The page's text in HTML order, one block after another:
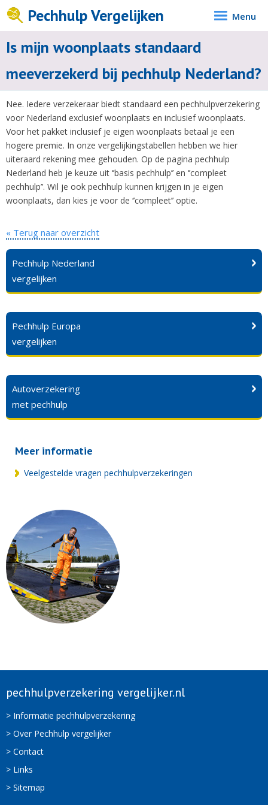
Pechhulp Vergelijken Menu
Is mijn woonplaats standaard
meeverzekerd bij pechhulp Nederland?
Nee. Iedere verzekeraar biedt standaard een pechhulpverzekering
voor Nederland exclusief woonplaats en inclusief woonplaats.
Voor het pakket inclusief je eigen woonplaats betaal je een
hogere premie. In onze vergelijkingstabellen hebben we hier
uiteraard rekening mee gehouden. Op de pagina pechhulp
Nederland heb je keuze uit ‘’basis pechhulp’’ en ‘’compleet
pechhulp’’. Wil je ook pechhulp kunnen krijgen in je eigen
woonplaats, dan kies je voor de ‘’compleet’’ optie.
« Terug naar overzicht
Pechhulp Nederland
vergelijken
Pechhulp Europa
vergelijken
Autoverzekering
met pechhulp
Meer informatie
Veelgestelde vragen pechhulpverzekeringen
pechhulpverzekering vergelijker.nl
> Informatie pechhulpverzekering
> Over Pechhulp vergelijker
> Contact
> Links
> Sitemap